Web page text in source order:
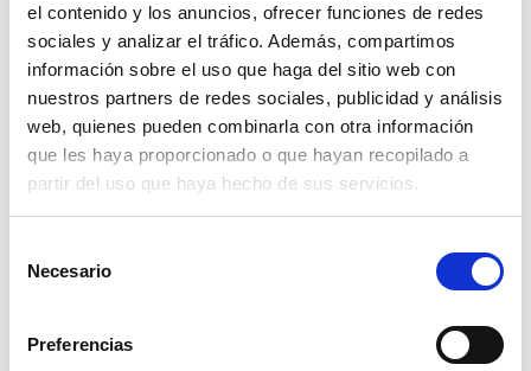
el contenido y los anuncios, ofrecer funciones de redes
sociales y analizar el tráfico. Además, compartimos
información sobre el uso que haga del sitio web con
nuestros partners de redes sociales, publicidad y análisis
web, quienes pueden combinarla con otra información
que les haya proporcionado o que hayan recopilado a
partir del uso que haya hecho de sus servicios.
Necesario
Preferencias
alambre galvanizado 250 grs. nº8 rollo
3,54€ comprar